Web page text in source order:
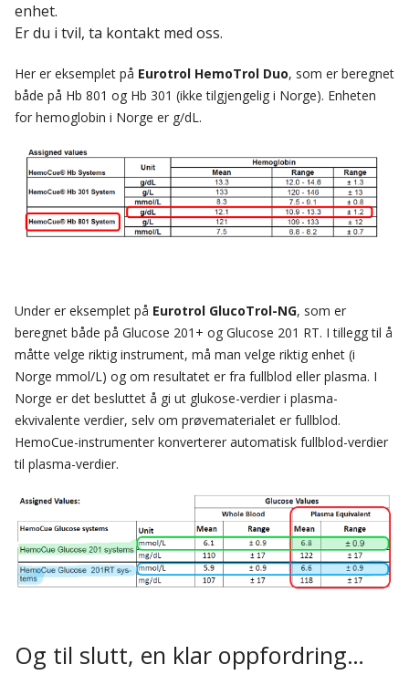
enhet.
Er du i tvil, ta kontakt med oss.
Her er eksemplet på Eurotrol HemoTrol Duo, som er beregnet
både på Hb 801 og Hb 301 (ikke tilgjengelig i Norge). Enheten
for hemoglobin i Norge er g/dL.
Under er eksemplet på Eurotrol GlucoTrol-NG, som er
beregnet både på Glucose 201+ og Glucose 201 RT. I tillegg til å
måtte velge riktig instrument, må man velge riktig enhet (i
Norge mmol/L) og om resultatet er fra fullblod eller plasma. I
Norge er det besluttet å gi ut glukose-verdier i plasma-
ekvivalente verdier, selv om prøvematerialet er fullblod.
HemoCue-instrumenter konverterer automatisk fullblod-verdier
til plasma-verdier.
Og til slutt, en klar oppfordring…